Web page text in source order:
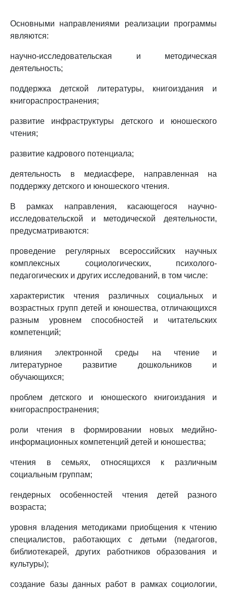
Основными направлениями реализации программы
являются:
научно-исследовательская и методическая
деятельность;
поддержка детской литературы, книгоиздания и
книгораспространения;
развитие инфраструктуры детского и юношеского
чтения;
развитие кадрового потенциала;
деятельность в медиасфере, направленная на
поддержку детского и юношеского чтения.
В рамках направления, касающегося научно-
исследовательской и методической деятельности,
предусматриваются:
проведение регулярных всероссийских научных
комплексных социологических, психолого-
педагогических и других исследований, в том числе:
характеристик чтения различных социальных и
возрастных групп детей и юношества, отличающихся
разным уровнем способностей и читательских
компетенций;
влияния электронной среды на чтение и
литературное развитие дошкольников и
обучающихся;
проблем детского и юношеского книгоиздания и
книгораспространения;
роли чтения в формировании новых медийно-
информационных компетенций детей и юношества;
чтения в семьях, относящихся к различным
социальным группам;
гендерных особенностей чтения детей разного
возраста;
уровня владения методиками приобщения к чтению
специалистов, работающих с детьми (педагогов,
библиотекарей, других работников образования и
культуры);
создание базы данных работ в рамках социологии,